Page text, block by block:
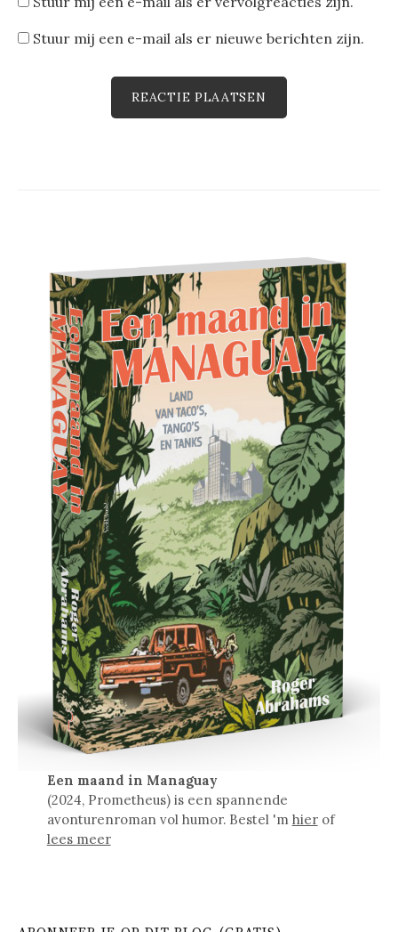
Stuur mij een e-mail als er nieuwe berichten zijn.
Een maand in Managuay
(2024, Prometheus) is een spannende
avonturenroman vol humor. Bestel 'm hierof
lees meer